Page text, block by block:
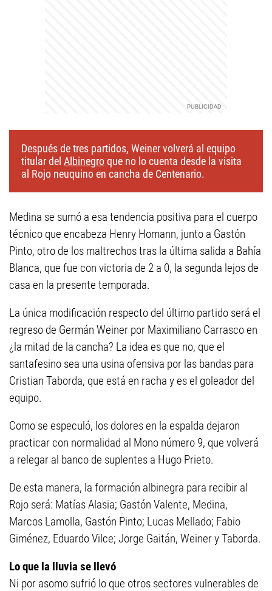
Después de tres partidos, Weiner volverá al equipo
titular del Albinegroque no lo cuenta desde la visita
al Rojo neuquino en cancha de Centenario.
Medina se sumó a esa tendencia positiva para el cuerpo
técnico que encabeza Henry Homann, junto a Gastón
Pinto, otro de los maltrechos tras la última salida a Bahía
Blanca, que fue con victoria de 2 a 0, la segunda lejos de
casa en la presente temporada.
La única modificación respecto del último partido será el
regreso de Germán Weiner por Maximiliano Carrasco en
¿la mitad de la cancha? La idea es que no, que el
santafesino sea una usina ofensiva por las bandas para
Cristian Taborda, que está en racha y es el goleador del
equipo.
Como se especuló, los dolores en la espalda dejaron
practicar con normalidad al Mono número 9, que volverá
a relegar al banco de suplentes a Hugo Prieto.
De esta manera, la formación albinegra para recibir al
Rojo será: Matías Alasia; Gastón Valente, Medina,
Marcos Lamolla, Gastón Pinto; Lucas Mellado; Fabio
Giménez, Eduardo Vilce; Jorge Gaitán, Weiner y Taborda.
Lo que la lluvia se llevó
Ni por asomo sufrió lo que otros sectores vulnerables de